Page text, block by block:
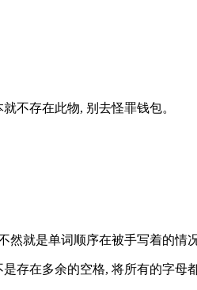
不存在此物, 别去怪罪钱包。
就是单词顺序在被手写着的情
存在多余的空格, 将所有的字母